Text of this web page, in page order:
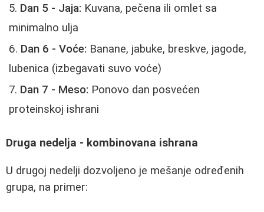
Dan 5 - Jaja: Kuvana, pečena ili omlet sa
minimalno ulja
Dan 6 - Voće: Banane, jabuke, breskve, jagode,
lubenica (izbegavati suvo voće)
Dan 7 - Meso: Ponovo dan posvećen
proteinskoj ishrani
Druga nedelja - kombinovana ishrana
U drugoj nedelji dozvoljeno je mešanje određenih
grupa, na primer: